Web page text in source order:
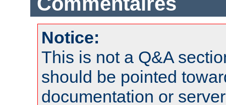
Notice:
This is not a Q&A
should be pointed
documentation or